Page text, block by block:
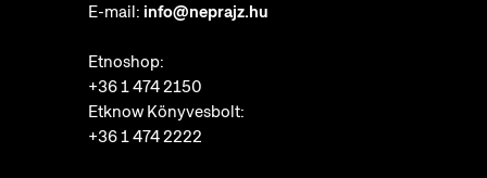
E-mail: info@neprajz.hu
Etnoshop:
+36 1 474 2150
Etknow Könyvesbolt:
+36 1 474 2222